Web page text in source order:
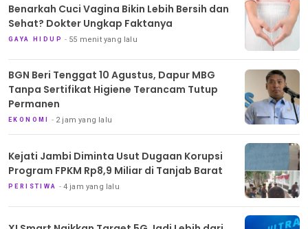
Benarkah Cuci Vagina Bikin Lebih Bersih dan
Sehat? Dokter Ungkap Faktanya
GAYA HIDUP 55 menit yang lalu
BGN Beri Tenggat 10 Agustus, Dapur MBG
Tanpa Sertifikat Higiene Terancam Tutup
Permanen
EKONOMI 2 jam yang lalu
Kejati Jambi Diminta Usut Dugaan Korupsi
Program FPKM Rp8,9 Miliar di Tanjab Barat
PERISTIWA 4 jam yang lalu